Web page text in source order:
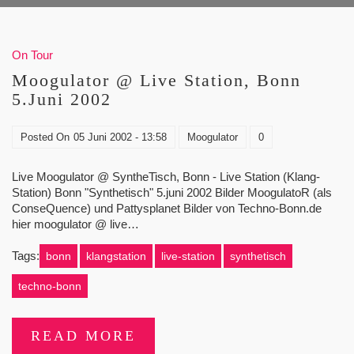
On Tour
Moogulator @ Live Station, Bonn
5.Juni 2002
Posted On 05 Juni 2002 - 13:58 Moogulator 0
Live Moogulator @ SyntheTisch, Bonn - Live Station (Klang-
Station) Bonn "Synthetisch" 5.juni 2002 Bilder MoogulatoR (als
ConseQuence) und Pattysplanet Bilder von Techno-Bonn.de
hier moogulator @ live…
Tags: bonn klangstation live-station synthetisch
techno-bonn
READ MORE